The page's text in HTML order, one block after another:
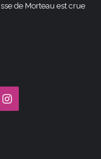
de Morteau est crue
Instagram